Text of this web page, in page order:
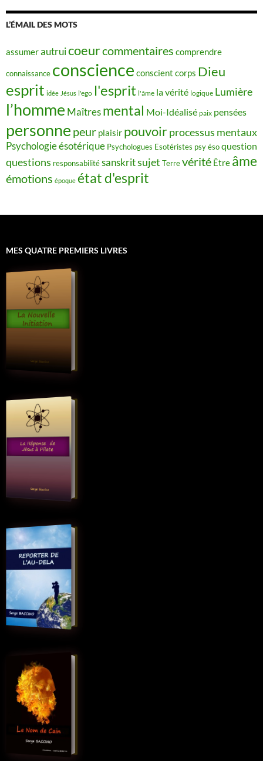
L’ÉMAIL DES MOTS
assumerautruicoeurcommentaires comprendre
connaissance conscience conscient corps Dieu
esprit idée Jésus l'ego l'esprit l'âme la vérité logique Lumière
l’homme Maîtres mental Moi-Idéalisé paix pensées
personne peur plaisir pouvoirprocessus mentaux
Psychologie ésotérique Psychologues Esotéristes psy ésoquestion
questions responsabilitésanskritsujet Terrevérité Être âme
émotions époque état d'esprit
MES QUATRE PREMIERS LIVRES